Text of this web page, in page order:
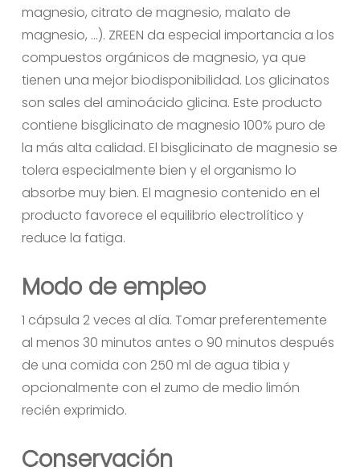
magnesio, citrato de magnesio, malato de
magnesio, …). ZREEN da especial importancia a los
compuestos orgánicos de magnesio, ya que
tienen una mejor biodisponibilidad. Los glicinatos
son sales del aminoácido glicina. Este producto
contiene bisglicinato de magnesio 100% puro de
la más alta calidad. El bisglicinato de magnesio se
tolera especialmente bien y el organismo lo
absorbe muy bien. El magnesio contenido en el
producto favorece el equilibrio electrolítico y
reduce la fatiga.
Modo de empleo
1 cápsula 2 veces al día. Tomar preferentemente
al menos 30 minutos antes o 90 minutos después
de una comida con 250 ml de agua tibia y
opcionalmente con el zumo de medio limón
recién exprimido.
Conservación